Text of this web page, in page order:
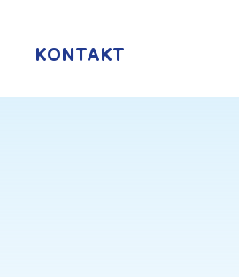
KONTAKT